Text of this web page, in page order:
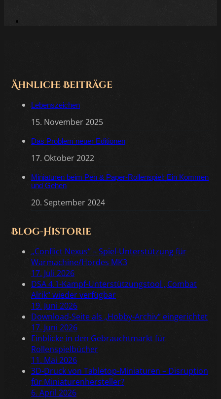
Ähnliche Beiträge
Lebenszeichen
15. November 2025
Das Problem neuer Editionen
17. Oktober 2022
Miniaturen beim Pen & Paper-Rollenspiel: Ein Kommen
und Gehen
20. September 2024
Blog-Historie
„Conflict Nexus“ – Spiel-Unterstützung für
Warmachine/Hordes MK3
17. Juli 2026
DSA 4.1-Kampf-Unterstützungstool „Combat
Alrik“ wieder verfügbar
19. Juni 2026
Download-Seite als „Hobby-Archiv“ eingerichtet
17. Juni 2026
Einblicke in den Gebrauchtmarkt für
Rollenspielbücher
11. Mai 2026
3D-Druck von Tabletop-Miniaturen – Disruption
für Miniaturenhersteller?
6. April 2026